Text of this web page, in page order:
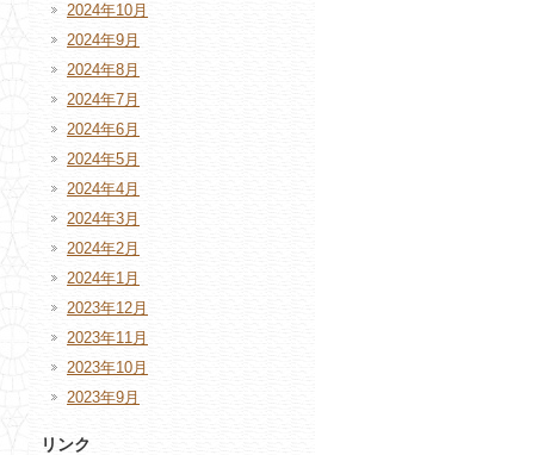
2024年10月
2024年9月
2024年8月
2024年7月
2024年6月
2024年5月
2024年4月
2024年3月
2024年2月
2024年1月
2023年12月
2023年11月
2023年10月
2023年9月
リンク